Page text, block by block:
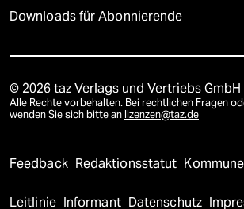
Downloads für Abonnierende
© 2026 taz Verlags und Vertriebs GmbH
Alle Rechte vorbehalten. Bei rechtlichen Fragen
wenden Sie sich bitte an lizenzen@taz.de
Feedback Redaktionsstatut
Leitlinie Informant Datenschutz